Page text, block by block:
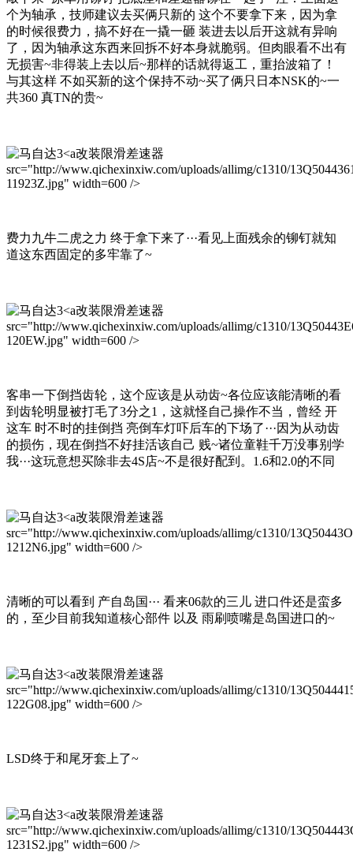
个为轴承，技师建议去买俩只新的 这个不要拿下来，因为拿
的时候很费力，搞不好在一撬一砸 装进去以后开这就有异响
了，因为轴承这东西来回拆不好本身就脆弱。但肉眼看不出有
无损害~非得装上去以后~那样的话就得返工，重抬波箱了！
与其这样 不如买新的这个保持不动~买了俩只日本NSK的~一
共360 真TN的贵~
改装限滑差速器
src="http://www.qichexinxiw.com/uploads/allimg/c1310/
11923Z.jpg" width=600 />
费力九牛二虎之力 终于拿下来了···看见上面残余的铆钉就知
道这东西固定的多牢靠了~
改装限滑差速器
src="http://www.qichexinxiw.com/uploads/allimg/c1310/
120EW.jpg" width=600 />
客串一下倒挡齿轮，这个应该是从动齿~各位应该能清晰的看
到齿轮明显被打毛了3分之1，这就怪自己操作不当，曾经 开
这车 时不时的挂倒挡 亮倒车灯吓后车的下场了···因为从动齿
的损伤，现在倒挡不好挂活该自己 贱~诸位童鞋千万没事别学
我···这玩意想买除非去4S店~不是很好配到。1.6和2.0的不同
改装限滑差速器
src="http://www.qichexinxiw.com/uploads/allimg/c1310/
1212N6.jpg" width=600 />
清晰的可以看到 产自岛国··· 看来06款的三儿 进口件还是蛮多
的，至少目前我知道核心部件 以及 雨刷喷嘴是岛国进口的~
改装限滑差速器
src="http://www.qichexinxiw.com/uploads/allimg/c1310/
122G08.jpg" width=600 />
LSD终于和尾牙套上了~
改装限滑差速器
src="http://www.qichexinxiw.com/uploads/allimg/c1310/
1231S2.jpg" width=600 />